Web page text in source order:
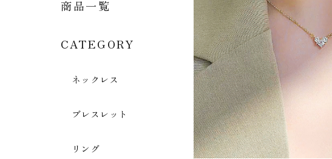
商品一覧
CATEGORY
ネックレス
ブレスレット
リング